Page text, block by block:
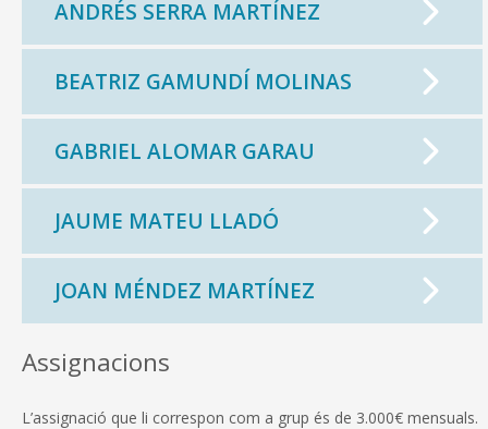
ANDRÉS SERRA MARTÍNEZ
BEATRIZ GAMUNDÍ MOLINAS
GABRIEL ALOMAR GARAU
JAUME MATEU LLADÓ
JOAN MÉNDEZ MARTÍNEZ
Assignacions
L’assignació que li correspon com a grup és de 3.000€ mensuals.